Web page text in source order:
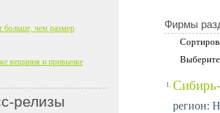
Фирмы
1.
регион:
больше, чем размер
вещания и привычке
релизы